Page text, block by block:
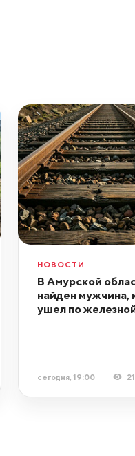
НОВОСТИ
В Амурской
найден мужчина,
ушел по
сегодня, 19:00